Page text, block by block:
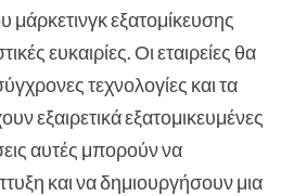
μάρκετινγκ εξατομίκευσης
ευκαιρίες. Οι εταιρείες θα
τεχνολογίες και τα
εξαιρετικά εξατομικευμένες
αυτές μπορούν να
και να δημιουργήσουν μια